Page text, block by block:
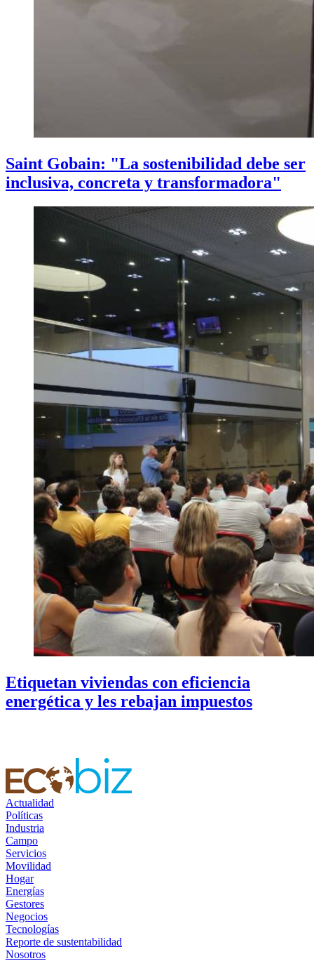
Saint Gobain: "La sostenibilidad debe ser
inclusiva, concreta y transformadora"
Etiquetan viviendas con eficiencia
energética y les rebajan impuestos
Actualidad
Políticas
Industria
Campo
Servicios
Movilidad
Hogar
Energías
Gestores
Negocios
Tecnologías
Reporte de sustentabilidad
Nosotros